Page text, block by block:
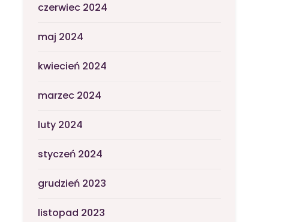
czerwiec 2024
maj 2024
kwiecień 2024
marzec 2024
luty 2024
styczeń 2024
grudzień 2023
listopad 2023